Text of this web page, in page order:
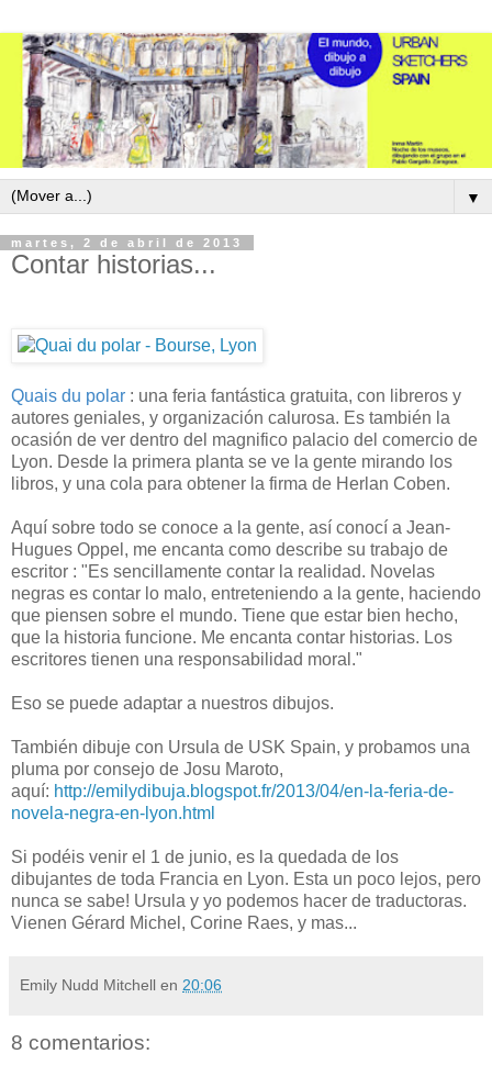
▼
martes, 2 de abril de 2013
Contar historias...
Quais du polar : una feria fantástica gratuita, con libreros y
autores geniales, y organización calurosa. Es también la
ocasión de ver dentro del magnifico palacio del comercio de
Lyon. Desde la primera planta se ve la gente mirando los
libros, y una cola para obtener la firma de Herlan Coben.
Aquí sobre todo se conoce a la gente, así conocí a Jean-
Hugues Oppel, me encanta como describe su trabajo de
escritor : "Es sencillamente contar la realidad. Novelas
negras es contar lo malo, entreteniendo a la gente, haciendo
que piensen sobre el mundo. Tiene que estar bien hecho,
que la historia funcione. Me encanta contar historias. Los
escritores tienen una responsabilidad moral."
Eso se puede adaptar a nuestros dibujos.
También dibuje con Ursula de USK Spain, y probamos una
pluma por consejo de Josu Maroto,
aquí: http://emilydibuja.blogspot.fr/2013/04/en-la-feria-de-
novela-negra-en-lyon.html
Si podéis venir el 1 de junio, es la quedada de los
dibujantes de toda Francia en Lyon. Esta un poco lejos, pero
nunca se sabe! Ursula y yo podemos hacer de traductoras.
Vienen Gérard Michel, Corine Raes, y mas...
Emily Nudd Mitchell en 20:06
8 comentarios: